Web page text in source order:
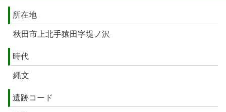
所在地
秋田市上北手猿田字堤ノ沢
時代
縄文
遺跡コード